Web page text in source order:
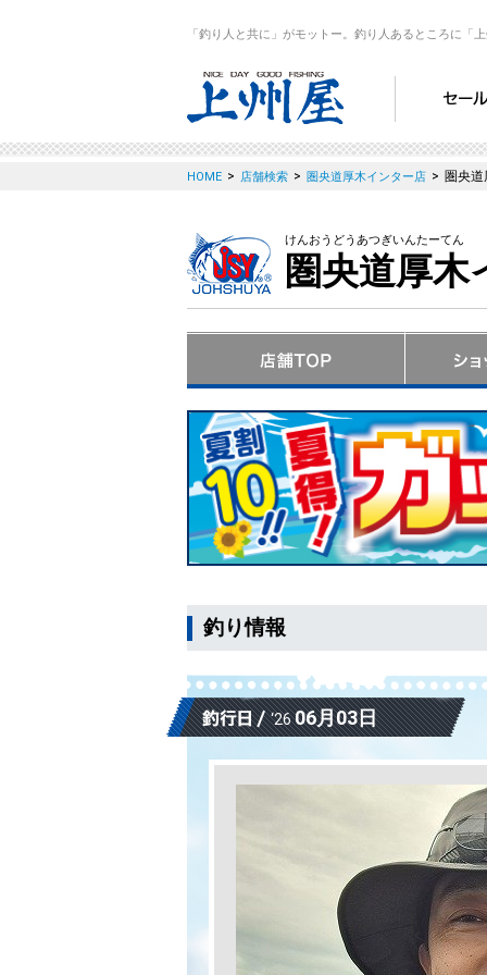
「釣り人と共に」がモットー。釣り人あるところに「
HOME > 店舗検索 > 圏央道厚木インター店 > 圏央
けんおうどうあつぎいんたーてん
圏央道厚木
釣り情報
‘2606月03日